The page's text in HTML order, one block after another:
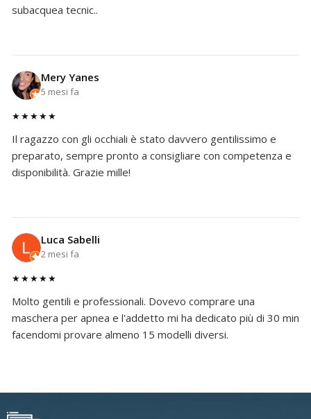
subacquea tecnic..
Mery Yanes
5 mesi fa
★★★★★
Il ragazzo con gli occhiali è stato davvero gentilissimo e
preparato, sempre pronto a consigliare con competenza e
disponibilità. Grazie mille!
Luca Sabelli
2 mesi fa
★★★★★
Molto gentili e professionali. Dovevo comprare una
maschera per apnea e l'addetto mi ha dedicato più di 30 min
facendomi provare almeno 15 modelli diversi.